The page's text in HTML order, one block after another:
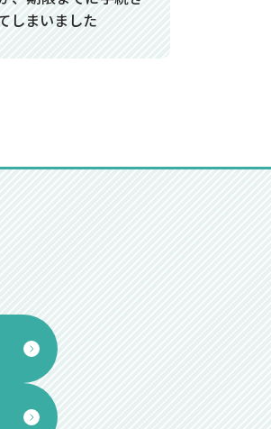
しまいました